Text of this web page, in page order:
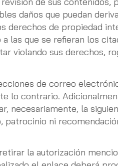
daños que puedan
derechos de propiedad
las que se refieran los
violando sus derechos,
de correo
lo contrario.
necesariamente, la
ni
la autorización